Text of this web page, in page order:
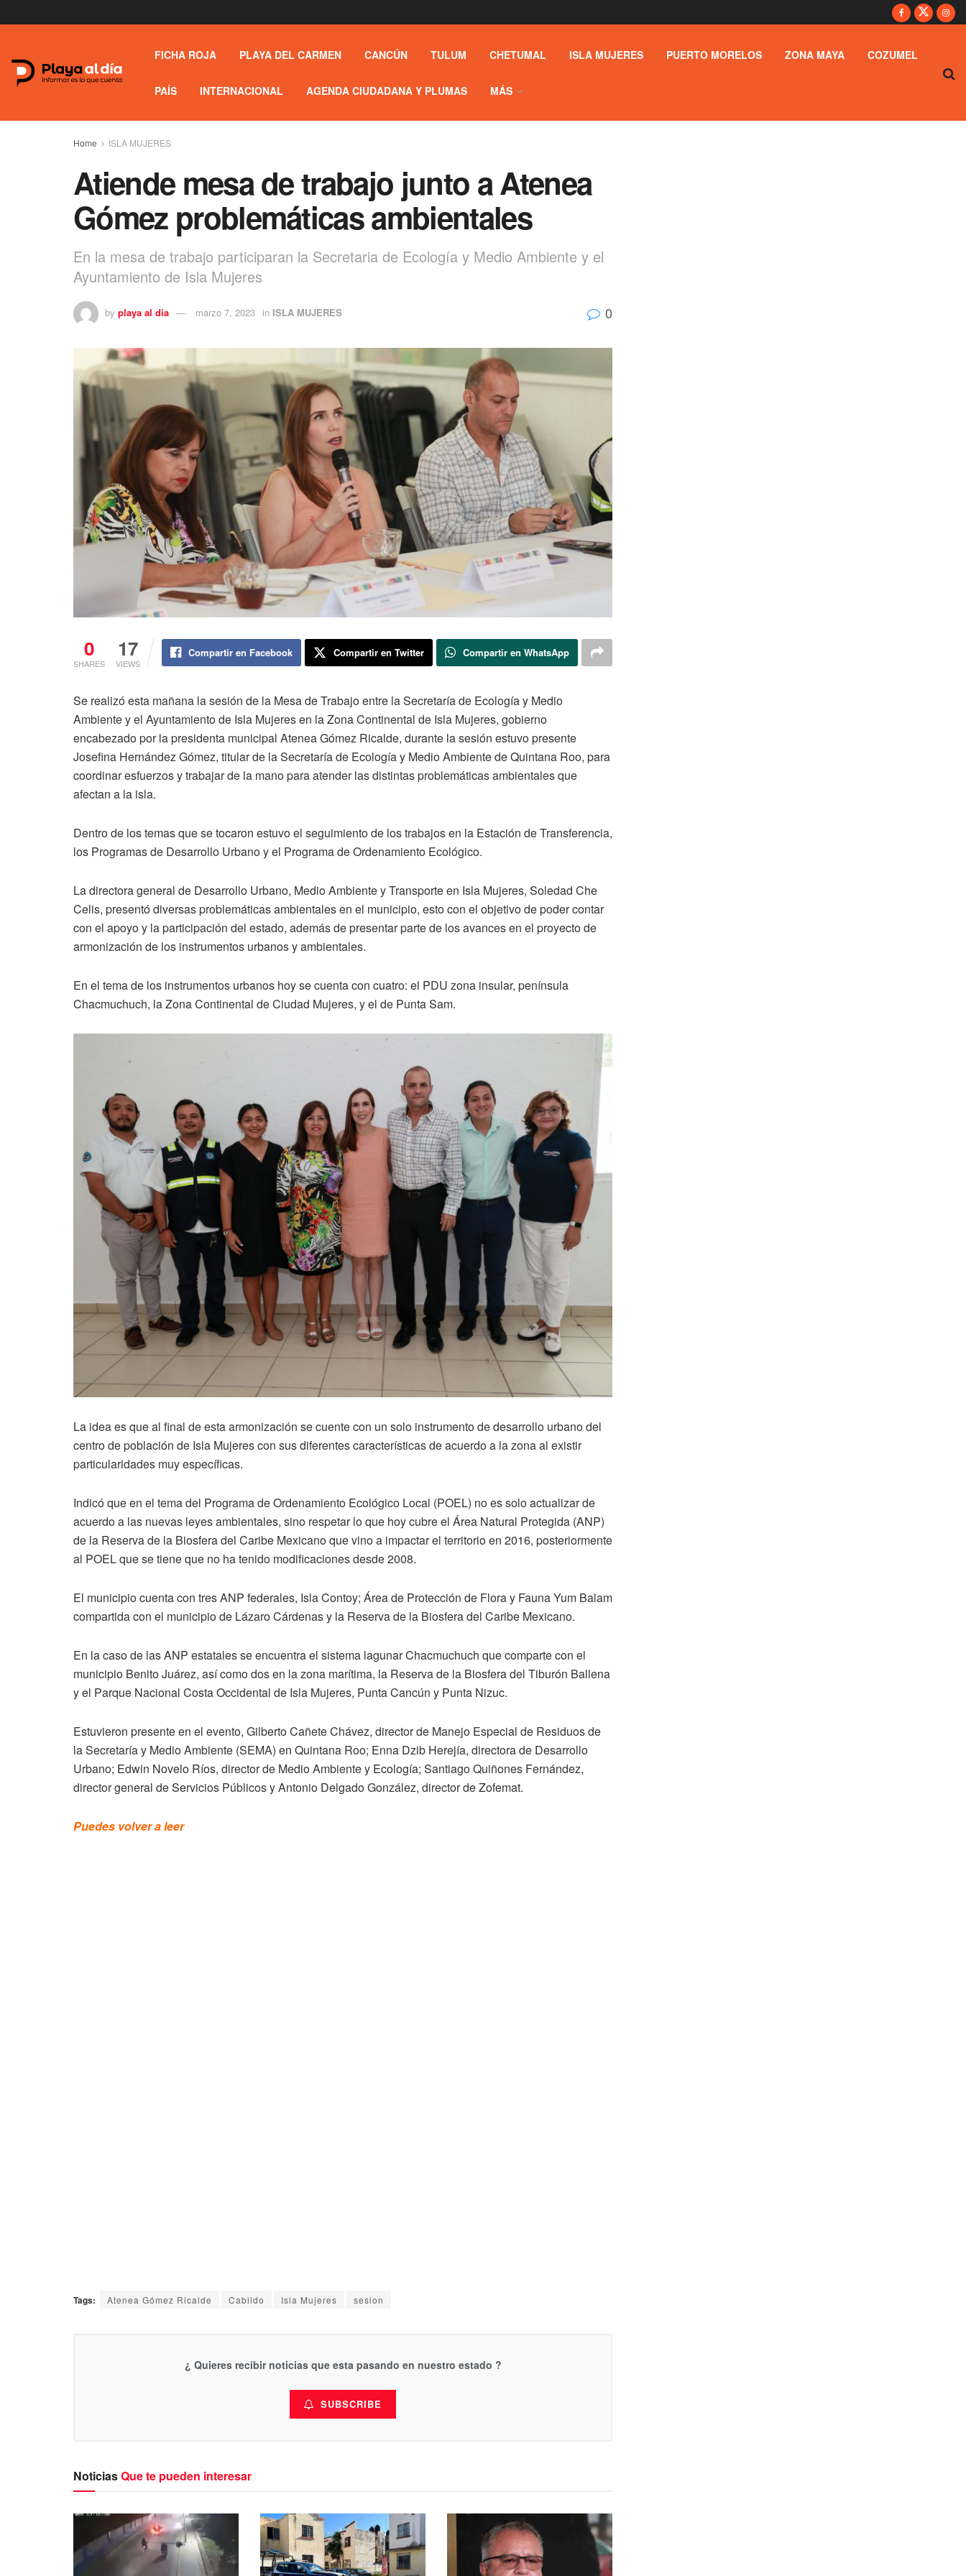
FICHA ROJA PLAYA DEL CARMEN CANCÚN TULUM CHETUMAL ISLA MUJERES PUERTO MORELOS ZONA MAYA COZUMEL
PAÍS INTERNACIONAL AGENDA CIUDADANA Y PLUMAS MÁS
Home ISLA MUJERES
Atiende mesa de trabajo junto a Atenea
Gómez problemáticas ambientales
En la mesa de trabajo participaran la Secretaria de Ecología y Medio Ambiente y el
Ayuntamiento de Isla Mujeres
by playa al dia marzo 7, 2023 in ISLA MUJERES 0
0
SHARES
17
VIEWS
Compartir en Facebook Compartir en Twitter Compartir en WhatsApp
Se realizó esta mañana la sesión de la Mesa de Trabajo entre la Secretaría de Ecología y Medio
Ambiente y el Ayuntamiento de Isla Mujeres en la Zona Continental de Isla Mujeres, gobierno
encabezado por la presidenta municipal Atenea Gómez Ricalde, durante la sesión estuvo presente
Josefina Hernández Gómez, titular de la Secretaría de Ecología y Medio Ambiente de Quintana Roo, para
coordinar esfuerzos y trabajar de la mano para atender las distintas problemáticas ambientales que
afectan a la isla.
Dentro de los temas que se tocaron estuvo el seguimiento de los trabajos en la Estación de Transferencia,
los Programas de Desarrollo Urbano y el Programa de Ordenamiento Ecológico.
La directora general de Desarrollo Urbano, Medio Ambiente y Transporte en Isla Mujeres, Soledad Che
Celis, presentó diversas problemáticas ambientales en el municipio, esto con el objetivo de poder contar
con el apoyo y la participación del estado, además de presentar parte de los avances en el proyecto de
armonización de los instrumentos urbanos y ambientales.
En el tema de los instrumentos urbanos hoy se cuenta con cuatro: el PDU zona insular, península
Chacmuchuch, la Zona Continental de Ciudad Mujeres, y el de Punta Sam.
La idea es que al final de esta armonización se cuente con un solo instrumento de desarrollo urbano del
centro de población de Isla Mujeres con sus diferentes características de acuerdo a la zona al existir
particularidades muy específicas.
Indicó que en el tema del Programa de Ordenamiento Ecológico Local (POEL) no es solo actualizar de
acuerdo a las nuevas leyes ambientales, sino respetar lo que hoy cubre el Área Natural Protegida (ANP)
de la Reserva de la Biosfera del Caribe Mexicano que vino a impactar el territorio en 2016, posteriormente
al POEL que se tiene que no ha tenido modificaciones desde 2008.
El municipio cuenta con tres ANP federales, Isla Contoy; Área de Protección de Flora y Fauna Yum Balam
compartida con el municipio de Lázaro Cárdenas y la Reserva de la Biosfera del Caribe Mexicano.
En la caso de las ANP estatales se encuentra el sistema lagunar Chacmuchuch que comparte con el
municipio Benito Juárez, así como dos en la zona marítima, la Reserva de la Biosfera del Tiburón Ballena
y el Parque Nacional Costa Occidental de Isla Mujeres, Punta Cancún y Punta Nizuc.
Estuvieron presente en el evento, Gilberto Cañete Chávez, director de Manejo Especial de Residuos de
la Secretaría y Medio Ambiente (SEMA) en Quintana Roo; Enna Dzib Herejía, directora de Desarrollo
Urbano; Edwin Novelo Ríos, director de Medio Ambiente y Ecología; Santiago Quiñones Fernández,
director general de Servicios Públicos y Antonio Delgado González, director de Zofemat.
Puedes volver a leer
Tags: Atenea Gómez Ricalde Cabildo Isla Mujeres sesion
¿ Quieres recibir noticias que esta pasando en nuestro estado ?
SUBSCRIBE
NoticiasQue te pueden interesar